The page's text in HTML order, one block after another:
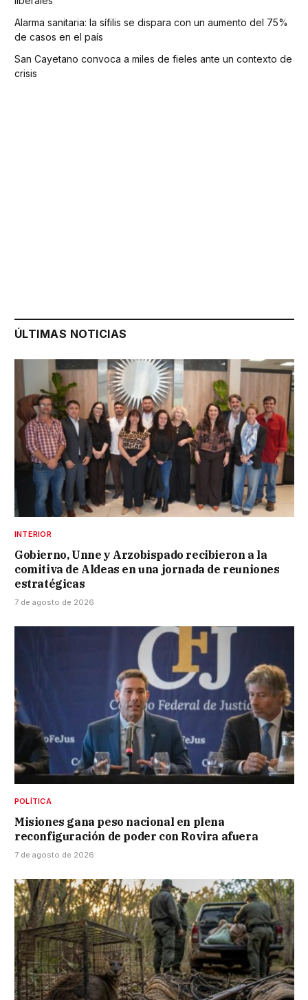
Alarma sanitaria: la sífilis se dispara con un aumento del 75%
de casos en el país
San Cayetano convoca a miles de fieles ante un contexto de
crisis
ÚLTIMAS NOTICIAS
INTERIOR
Gobierno, Unne y Arzobispado recibieron a la
comitiva de Aldeas en una jornada de reuniones
estratégicas
7 de agosto de 2026
POLÍTICA
Misiones gana peso nacional en plena
reconfiguración de poder con Rovira afuera
7 de agosto de 2026